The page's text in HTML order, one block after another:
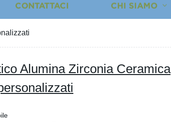
CONTATTACI CHI SIAMO
Alumina Zirconia Ceramica